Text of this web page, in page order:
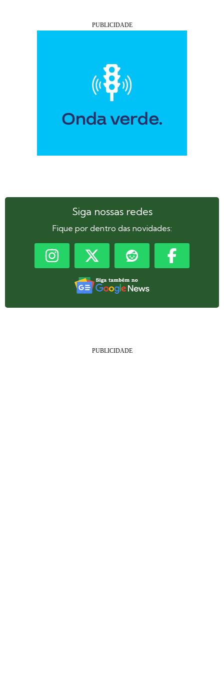
Siga nossas redes
Fique por dentro das novidades: